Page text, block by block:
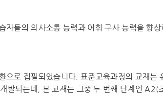
들의 의사소통 능력과 어휘 구사 능력을 향
로 집필되었습니다. 표준교육과정의 교재
되는데, 본 교재는 그중 두 번째 단계인 A2(